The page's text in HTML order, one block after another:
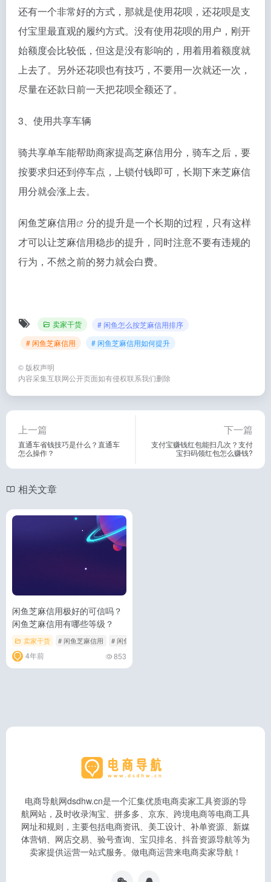
还有一个非常好的方式，那就是使用花呗，还花呗是支
付宝里最直观的履约方式。没有使用花呗的用户，刚开
始额度会比较低，但这是没有影响的，用着用着额度就
上去了。另外还花呗也有技巧，不要用一次就还一次，
尽量在还款日前一天把花呗全额还了。
3、使用共享车辆
骑共享单车能帮助商家提高芝麻信用分，骑车之后，要
按要求归还到停车点，上锁付钱即可，长期下来芝麻信
用分就会涨上去。
闲鱼芝麻信用
分的提升是一个长期的过程，只有这样
才可以让芝麻信用稳步的提升，同时注意不要有违规的
行为，不然之前的努力就会白费。
卖家干货
# 闲鱼怎么按芝麻信用排序
# 闲鱼芝麻信用
# 闲鱼芝麻信用如何提升
© 版权声明
内容采集互联网公开页面如有侵权联系我们删除
上一篇
直通车省钱技巧是什么？直通车
怎么操作？
下一篇
支付宝赚钱红包能扫几次？支付
宝扫码领红包怎么赚钱?
相关文章
闲鱼芝麻信用极好的可信吗？
闲鱼芝麻信用有哪些等级？
卖家干货 # 闲鱼芝麻信用 # 闲鱼芝麻信用极好
4年前 853
电商导航网dsdhw.cn是一个汇集优质电商卖家工具资源的导
航网站，及时收录淘宝、拼多多、京东、跨境电商等电商工具
网址和规则，主要包括电商资讯、美工设计、补单资源、新媒
体营销、网店交易、验号查询、宝贝排名、抖音资源导航等为
卖家提供运营一站式服务。做电商运营来电商卖家导航！